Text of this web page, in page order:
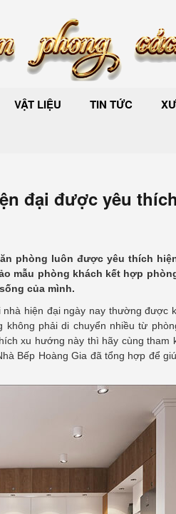
VẬT LIỆU TIN TỨC
đại được yêu
phòng luôn được yêu thích
mẫu phòng khách kết hợp
của mình.
hiện đại ngày nay thường được
phải di chuyển nhiều từ
xu hướng này thì hãy cùng tham
Bếp Hoàng Gia đã tổng hợp để